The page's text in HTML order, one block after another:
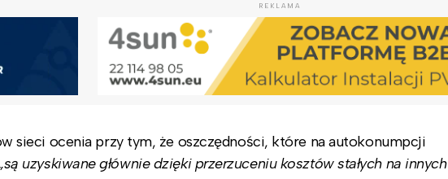
REKLAMA
sieci ocenia przy tym, że oszczędności, które na autokonumpcji
uzyskiwane głównie dzięki przerzuceniu kosztów stałych na innych